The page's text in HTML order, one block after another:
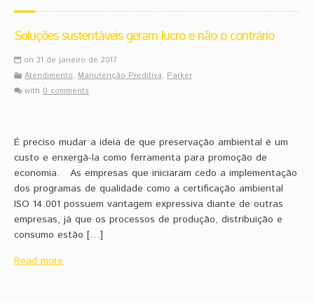
Soluções sustentáveis geram lucro e não o contrário
on 31 de janeiro de 2017
Atendimento, Manutenção Preditiva, Parker
with 0 comments
É preciso mudar a ideia de que preservação ambiental é um
custo e enxergá-la como ferramenta para promoção de
economia. As empresas que iniciaram cedo a implementação
dos programas de qualidade como a certificação ambiental
ISO 14.001 possuem vantagem expressiva diante de outras
empresas, já que os processos de produção, distribuição e
consumo estão […]
Read more